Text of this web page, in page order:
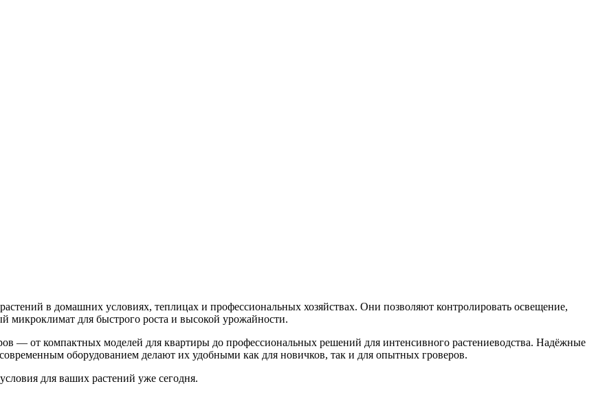
в домашних условиях, теплицах и профессиональных хозяйствах. Они позволяют контролировать освещение,
микроклимат для быстрого роста и высокой урожайности.
— от компактных моделей для квартиры до профессиональных решений для интенсивного растениеводства. Надёжные
оборудованием делают их удобными как для новичков, так и для опытных гроверов.
для ваших растений уже сегодня.